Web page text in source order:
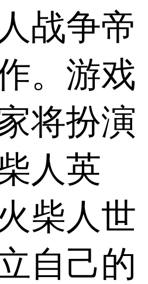
战争帝
。游戏
将扮演
人英
柴人世
自己的